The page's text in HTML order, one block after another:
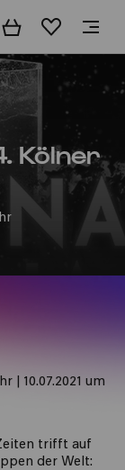
WarenkorbMerkliste
Kölner
| 10.07.2021 um
trifft auf
der Welt: